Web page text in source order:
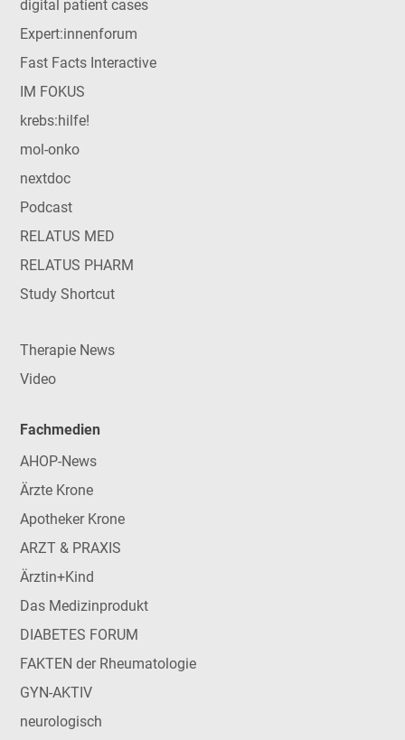
digital patient cases
Expert:innenforum
Fast Facts Interactive
IM FOKUS
krebs:hilfe!
mol-onko
nextdoc
Podcast
RELATUS MED
RELATUS PHARM
Study Shortcut
Therapie News
Video
Fachmedien
AHOP-News
Ärzte Krone
Apotheker Krone
ARZT & PRAXIS
Ärztin+Kind
Das Medizinprodukt
DIABETES FORUM
FAKTEN der Rheumatologie
GYN-AKTIV
neurologisch